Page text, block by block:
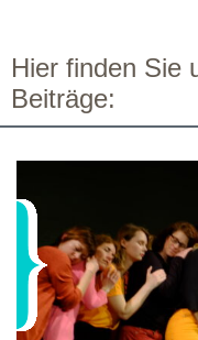
Hier finden Sie
Beiträge: